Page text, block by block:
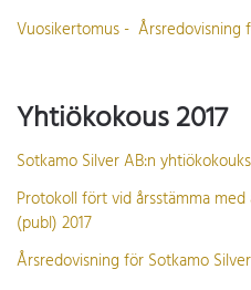
Vuosikertomus - Årsredovisning
Yhtiökokous 2017
Sotkamo Silver AB:n
Protokoll fört vid årsstämma
(publ) 2017
Årsredovisning för Sotkamo